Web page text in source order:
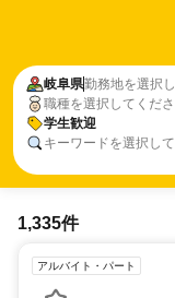
岐阜県勤務地を選択
職種を選択してくだ
学生歓迎
キーワードを選択し
1,335件
アルバイト・パート